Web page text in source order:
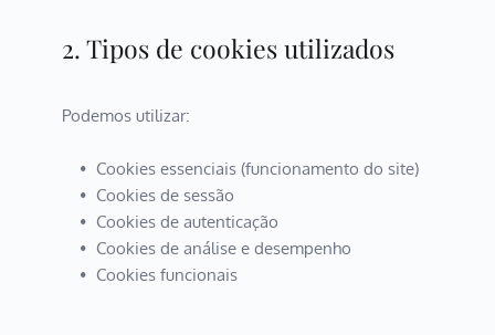
2. Tipos de cookies utilizados
Podemos utilizar:
Cookies essenciais (funcionamento do site)
Cookies de sessão
Cookies de autenticação
Cookies de análise e desempenho
Cookies funcionais